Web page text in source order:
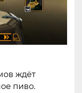
ждёт
пиво.